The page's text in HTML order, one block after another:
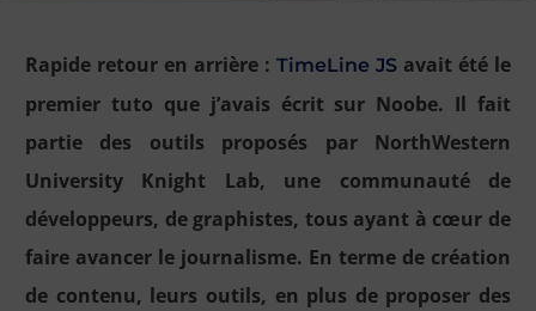
Rapide retour en arrière : TimeLine JS avait été le
premier tuto que j’avais écrit sur Noobe. Il fait
partie des outils proposés par NorthWestern
University Knight Lab, une communauté de
développeurs, de graphistes, tous ayant à cœur de
faire avancer le journalisme. En terme de création
de contenu, leurs outils, en plus de proposer des